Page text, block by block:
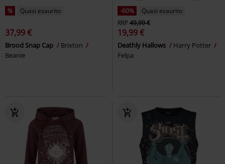
% Quasi esaurito
37,99 €
Brood Snap Cap
Brixton
Beanie
-60%
Quasi esaurito
RRP49,99 €
19,99 €
Deathly Hallows
Harry Potter
Felpa